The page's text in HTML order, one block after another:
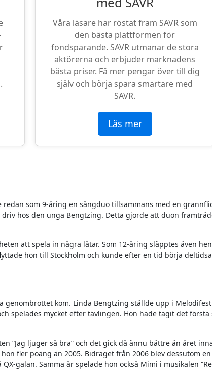
Våra läsare har röstat fram SAVR som
den bästa plattformen för
fondsparande. SAVR utmanar de stora
aktörerna och erbjuder marknadens
bästa priser. Få mer pengar över till dig
själv och börja spara smartare med
SAVR.
Läs mer
som 9-åring en sångduo tillsammans med en
hos den unga Bengtzing. Detta gjorde att duon
att spela in några låtar. Som 12-åring släpptes även
hon till Stockholm och kunde efter en tid börja
genombrottet kom. Linda Bengtzing ställde upp i
spelades mycket efter tävlingen. Hon hade tagit det första
“Jag ljuger så bra” och det gick då ännu bättre än året
fler poäng än 2005. Bidraget från 2006 blev dessutom
galan. Samma år spelade hon också Mimi i musikalen